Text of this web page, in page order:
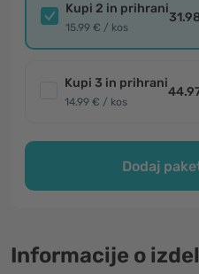
Kupi 2 in prihrani
15.99 € / kos
Kupi 3 in prihrani
14.99 € / kos
Dodaj
Informacije o